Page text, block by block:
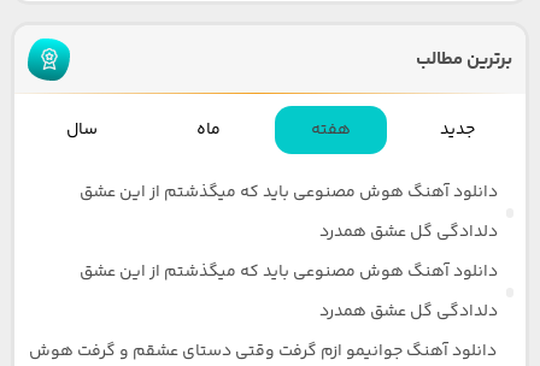
برترین مطالب
جدید هفته ماه سال
دانلود آهنگ هوش مصنوعی باید که میگذشتم از این عشق
دلدادگی گل عشق همدرد
دانلود آهنگ هوش مصنوعی باید که میگذشتم از این عشق
دلدادگی گل عشق همدرد
دانلود آهنگ جوانیمو ازم گرفت وقتی دستای عشقم و گرفت هوش